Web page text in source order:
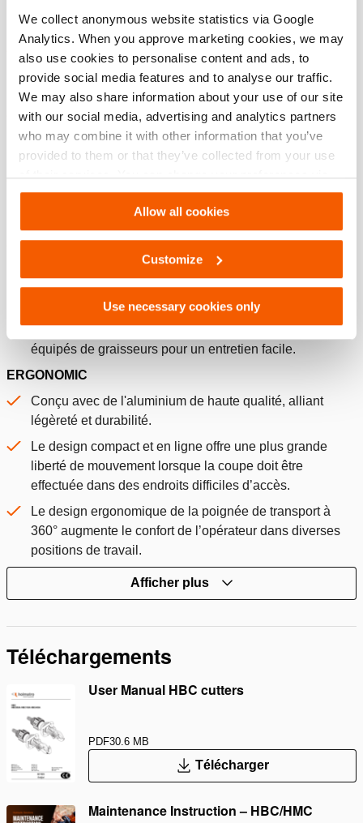
We collect anonymous website statistics via Google
Analytics. When you approve marketing cookies, we may
also use cookies to personalise content and ads, to
provide social media features and to analyse our traffic.
We may also share information about your use of our site
with our social media, advertising and analytics partners
who may combine it with other information that you’ve
provided to them or that they’ve collected from your use
of their services. You can change your preferences via
Settings. See ourcookiestatement.
Allow all cookies
Customize
Use necessary cookies only
DURABLE ET FIABLE
La technologie brevetée de la pompe Holmatro, qui
fonctionne en continu, réduit considérablement
l’échauffement de l’huile.
La commande électronique intelligente du moteur et le
contrôle de la pression assurent des performances de
découpe optimales.
Une batterie spécialement conçue avec des cellules de
une connectivité facile avec la pompe.
La structure plate du boulon central i-Bolt minimise la
séparation des lames, ce qui améliore les performances
de découpe et permet d’atteindre plus facilement les
espaces difficiles à accéder.
Le boulon central i-Bolt et les goupilles articulées sont
équipés de graisseurs pour un entretien facile.
ERGONOMIC
Conçu avec de l'aluminium de haute qualité, alliant
légèreté et durabilité.
Le design compact et en ligne offre une plus grande
liberté de mouvement lorsque la coupe doit être
effectuée dans des endroits difficiles d’accès.
Le design ergonomique de la poignée de transport à
360° augmente le confort de l’opérateur dans diverses
positions de travail.
Afficher plus
Téléchargements
User Manual HBC cutters
PDF30.6 MB
Télécharger
Maintenance Instruction – HBC/HMC